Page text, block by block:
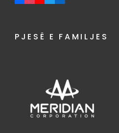
PJESË E FAMILJES